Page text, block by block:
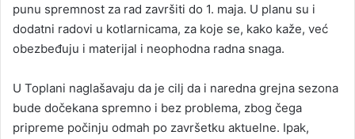
punu spremnost za rad završiti do 1. maja. U planu su i
dodatni radovi u kotlarnicama, za koje se, kako kaže, već
obezbeđuju i materijal i neophodna radna snaga.
U Toplani naglašavaju da je cilj da i naredna grejna sezona
bude dočekana spremno i bez problema, zbog čega
pripreme počinju odmah po završetku aktuelne. Ipak,